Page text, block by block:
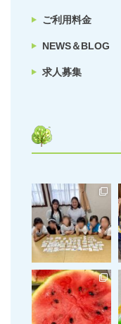
ご利用料金
NEWS＆BLOG
求人募集